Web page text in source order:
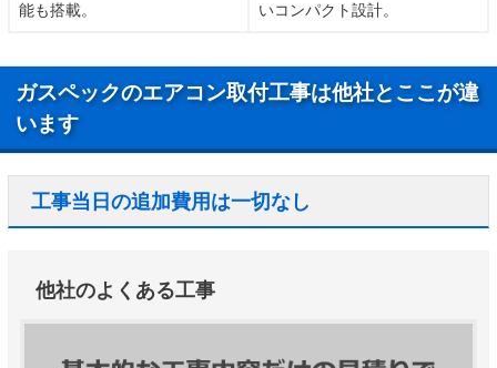
能も搭載。
いコンパクト設計。
ガスペックのエアコン取付工事は他社とここが違
います
工事当日の追加費用は一切なし
他社のよくある工事